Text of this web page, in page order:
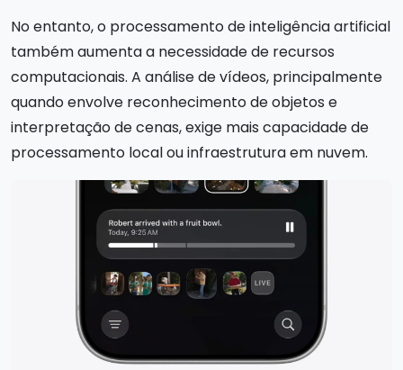
No entanto, o processamento de inteligência artificial
também aumenta a necessidade de recursos
computacionais. A análise de vídeos, principalmente
quando envolve reconhecimento de objetos e
interpretação de cenas, exige mais capacidade de
processamento local ou infraestrutura em nuvem.